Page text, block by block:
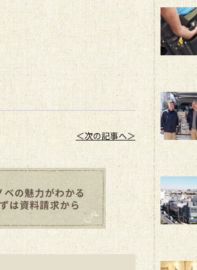
＜次の記事へ＞